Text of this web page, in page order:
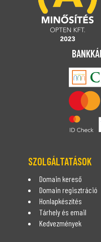
SZOLGÁLTATÁSOK
Domain kereső
Domain regisztráció
Honlapkészítés
Tárhely és email
Kedvezmények